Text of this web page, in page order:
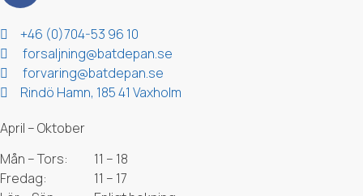
Kontakt & Adress
+46 (0)704-53 96 10
forsaljning@batdepan.se
forvaring@batdepan.se
Rindö Hamn, 185 41 Vaxholm
April – Oktober
Mån – Tors:
11 – 18
Fredag:
11 – 17